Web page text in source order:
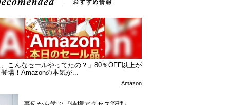
こんなセールやってたの？」80％OFF以上が
場！Amazonの本気が...
Amazon